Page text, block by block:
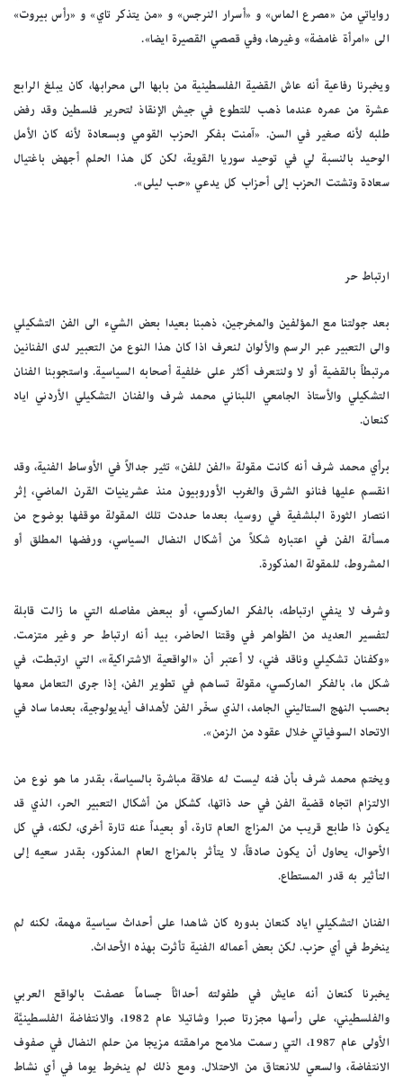
رواياتي من «مصرع الماس» و «أسرار النرجس» و «من يتذكر تاي» و «رأس بيروت»
الى «امرأة غامضة» وغيرها، وفي قصصي القصيرة ايضا».
ويخبرنا رفاعية أنه عاش القضية الفلسطينية من بابها الى محرابها، كان يبلغ الرابع
عشرة من عمره عندما ذهب للتطوع في جيش الإنقاذ لتحرير فلسطين وقد رفض
طلبه لأنه صغير في السن. «آمنت بفكر الحزب القومي وبسعادة لأنه كان الأمل
الوحيد بالنسبة لي في توحيد سوريا القوية، لكن كل هذا الحلم أجهض باغتيال
سعادة وتشتت الحزب إلى أحزاب كل يدعي «حب ليلى».
ارتباط حر
بعد جولتنا مع المؤلفين والمخرجين، ذهبنا بعيدا بعض الشيء الى الفن التشكيلي
والى التعبير عبر الرسم والألوان لنعرف اذا كان هذا النوع من التعبير لدى الفنانين
مرتبطاً بالقضية أو لا ولنتعرف أكثر على خلفية أصحابه السياسية. واستجوبنا الفنان
التشكيلي والأستاذ الجامعي اللبناني محمد شرف والفنان التشكيلي الأردني اياد
كنعان.
برأي محمد شرف أنه كانت مقولة «الفن للفن» تثير جدالاً في الأوساط الفنية، وقد
انقسم عليها فنانو الشرق والغرب الأوروبيون منذ عشرينيات القرن الماضي، إثر
انتصار الثورة البلشفية في روسيا، بعدما حددت تلك المقولة موقفها بوضوح من
مسألة الفن في اعتباره شكلاً من أشكال النضال السياسي، ورفضها المطلق أو
المشروط، للمقولة المذكورة.
وشرف لا ينفي ارتباطه، بالفكر الماركسي، أو ببعض مفاصله التي ما زالت قابلة
لتفسير العديد من الظواهر في وقتنا الحاضر، بيد أنه ارتباط حر وغير متزمت.
«وكفنان تشكيلي وناقد فني، لا أعتبر أن «الواقعية الاشتراكية»، التي ارتبطت، في
شكل ما، بالفكر الماركسي، مقولة تساهم في تطوير الفن، إذا جرى التعامل معها
بحسب النهج الستاليني الجامد، الذي سخّر الفن لأهداف أيديولوجية، بعدما ساد في
الاتحاد السوفياتي خلال عقود من الزمن».
ويختم محمد شرف بأن فنه ليست له علاقة مباشرة بالسياسة، بقدر ما هو نوع من
الالتزام اتجاه قضية الفن في حد ذاتها، كشكل من أشكال التعبير الحر، الذي قد
يكون ذا طابع قريب من المزاج العام تارة، أو بعيداً عنه تارة أخرى، لكنه، في كل
الأحوال، يحاول أن يكون صادقاً، لا يتأثر بالمزاج العام المذكور، بقدر سعيه إلى
التأثير به قدر المستطاع.
الفنان التشكيلي اياد كنعان بدوره كان شاهدا على أحداث سياسية مهمة، لكنه لم
ينخرط في أي حزب. لكن بعض أعماله الفنية تأثرت بهذه الأحداث.
يخبرنا كنعان أنه عايش في طفولته أحداثاً جساماً عصفت بالواقع العربي
والفلسطيني، على رأسها مجزرتا صبرا وشاتيلا عام 1982، والانتفاضة الفلسطينيَّة
الأولى عام 1987، التي رسمت ملامح مراهقته مزيجا من حلم النضال في صفوف
الانتفاضة، والسعي للانعتاق من الاحتلال. ومع ذلك لم ينخرط يوما في أي نشاط